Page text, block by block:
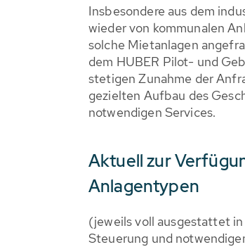
Insbesondere aus dem
wieder von kommunalen
solche Mietanlagen
dem HUBER Pilot- und
stetigen Zunahme der
gezielten Aufbau des
notwendigen Services.
Aktuell zur
Anlagentypen
(jeweils voll ausgestattet
Steuerung und